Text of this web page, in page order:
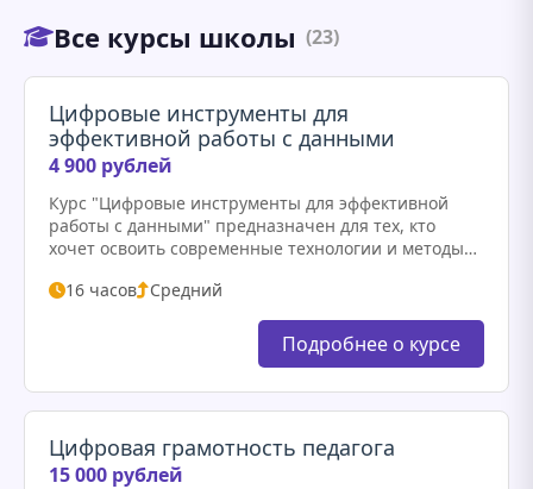
Все курсы школы (23)
Цифровые инструменты для
эффективной работы с данными
4 900 рублей
Курс "Цифровые инструменты для эффективной
работы с данными" предназначен для тех, кто
хочет освоить современные технологии и методы
познакомятся с основными программными
16 часов Средний
Подробнее о курсе
Цифровая грамотность педагога
15 000 рублей